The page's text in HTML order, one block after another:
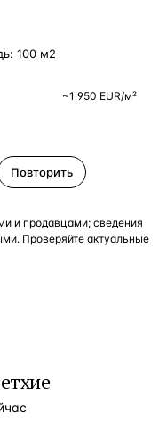
100 м2
~1 950 EUR/м²
Повторить
и продавцами; сведения
Проверяйте актуальные